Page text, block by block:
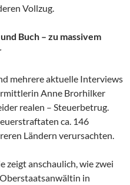
Vollzug.
Buch – zu massivem
mehrere aktuelle Interviews
Anne Brorhilker
realen – Steuerbetrug.
ca. 146
Ländern verursachten.
zeigt anschaulich, wie zwei
in